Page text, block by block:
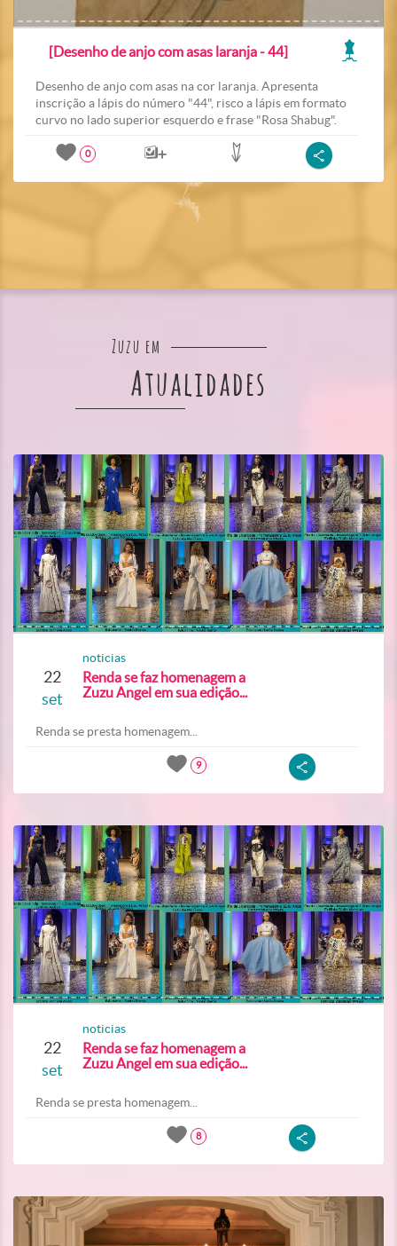
[Desenho de anjo com asas laranja - 44]
Desenho de anjo com asas na cor laranja. Apresenta
inscrição a lápis do número "44", risco a lápis em formato
curvo no lado superior esquerdo e frase "Rosa Shabug".
0
Zuzu em
Atualidades
22
set
noticias
Renda se faz homenagem a
Zuzu Angel em sua edição...
Renda se presta homenagem...
9
22
set
noticias
Renda se faz homenagem a
Zuzu Angel em sua edição...
Renda se presta homenagem...
8